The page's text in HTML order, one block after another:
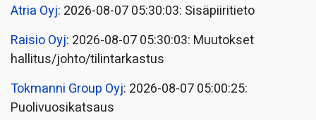
Atria Oyj: 2026-08-07 05:30:03: Sisäpiiritieto
Raisio Oyj: 2026-08-07 05:30:03: Muutokset
hallitus/johto/tilintarkastus
Tokmanni Group Oyj: 2026-08-07 05:00:25:
Puolivuosikatsaus